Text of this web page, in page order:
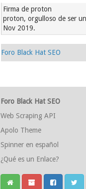
Firma de proton
proton, orgulloso de ser
Nov 2019.
Foro Black Hat SEO
Foro Black Hat SEO
Web Scraping API
Apolo Theme
Spinner en español
¿Qué es un Enlace?